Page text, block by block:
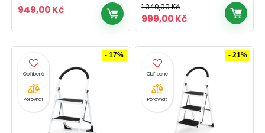
949,00Kč 1 349,00Kč
Původní
cena
349,00 Kč.
999,00KčAktuální
cena
999,00 Kč.
Porovnat
- 17%
Porovnat
- 21%